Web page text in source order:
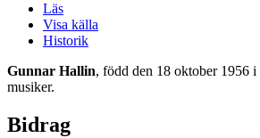
Läs
Visa källa
Historik
Gunnar Hallin, född den 18 oktober 1956 i
musiker.
Bidrag